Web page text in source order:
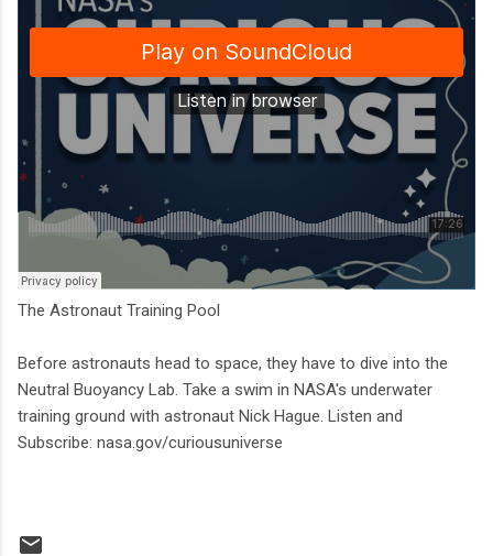
The Astronaut Training Pool
Before astronauts head to space, they have to dive into the
Neutral Buoyancy Lab. Take a swim in NASA's underwater
training ground with astronaut Nick Hague. Listen and
Subscribe: nasa.gov/curiousuniverse